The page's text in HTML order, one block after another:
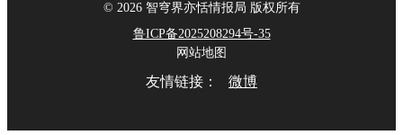
© 2026 智穹界亦恬情报局 版权所有
鲁ICP备2025208294号-35
网站地图
友情链接： 微博